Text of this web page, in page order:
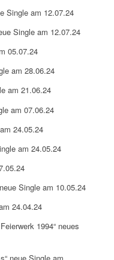
Single am 12.07.24
Single am 12.07.24
05.07.24
am 28.06.24
am 21.06.24
am 07.06.24
24.05.24
am 24.05.24
Single am 10.05.24
24.04.24
1994“ neues